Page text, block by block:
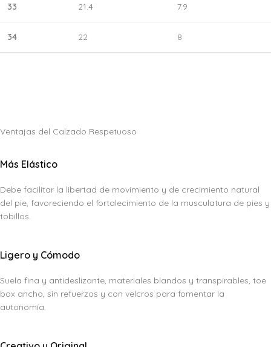
33 21.4 7.9
34 22 8
Ventajas del Calzado Respetuoso
Más Elástico
Debe facilitar la libertad de movimiento y de crecimiento natural
del pie, favoreciendo el fortalecimiento de la musculatura de pies y
tobillos.
Ligero y Cómodo
Suela fina y antideslizante, materiales blandos y transpirables, toe
box ancho, sin refuerzos y con velcros para fomentar la
autonomía.